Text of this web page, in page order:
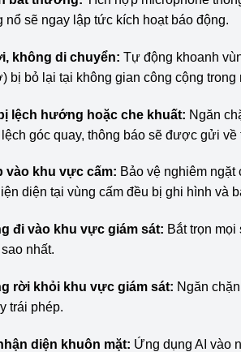
nổ sẽ ngay lập tức kích hoạt báo động.
không di chuyển: Tự động khoanh
bị bỏ lại tại không gian công cộng
lệch hướng hoặc che khuất: Ngăn
góc quay, thông báo sẽ được gửi
vào khu vực cấm: Bảo vệ nghiêm
diện tại vùng cấm đều bị ghi hình và
đi vào khu vực giám sát: Bắt trọn
nhất.
rời khỏi khu vực giám sát: Ngăn
trái phép.
diện khuôn mặt: Ứng dụng AI vào